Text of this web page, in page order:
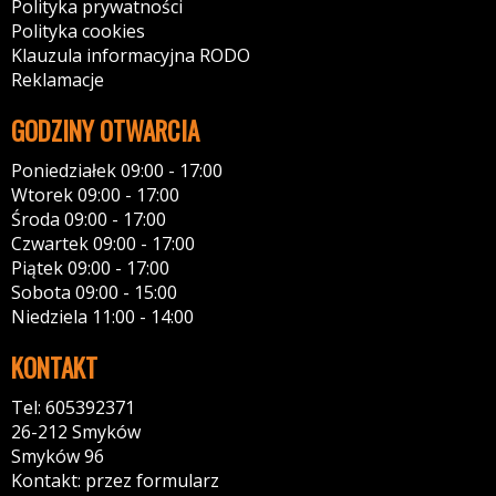
Polityka prywatności
Polityka cookies
Klauzula informacyjna RODO
Reklamacje
GODZINY OTWARCIA
Poniedziałek 09:00 - 17:00
Wtorek 09:00 - 17:00
Środa 09:00 - 17:00
Czwartek 09:00 - 17:00
Piątek 09:00 - 17:00
Sobota 09:00 - 15:00
Niedziela 11:00 - 14:00
KONTAKT
Tel: 605392371
26-212 Smyków
Smyków 96
Kontakt: przez formularz